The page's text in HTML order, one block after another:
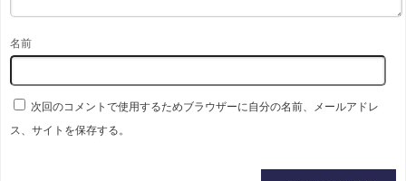
名前
次回のコメントで使用するためブラウザーに自分の名前、メールアドレ
ス、サイトを保存する。